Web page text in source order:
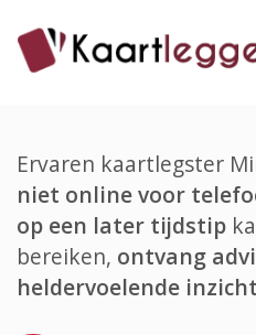
Ervaren kaartlegster
niet online voor
op een later tijdstip
bereiken, ontvang
heldervoelende